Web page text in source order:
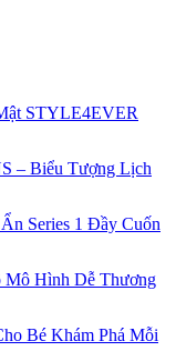
STYLE4EVER
– Biểu Tượng Lịch
Series 1 Đầy Cuốn
Mô Hình Dễ Thương
Bé Khám Phá Mỗi